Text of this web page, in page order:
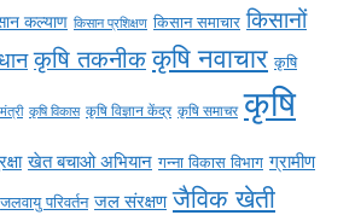
कल्याण किसान प्रशिक्षण किसान समाचार किसानों
कृषि तकनीक कृषि नवाचार कृषि
कृषि विकास कृषि विज्ञान केंद्र कृषि समाचर कृषि
खेत बचाओ अभियान गन्ना विकास विभाग ग्रामीण
जलवायु परिवर्तन जल संरक्षण जैविक खेती